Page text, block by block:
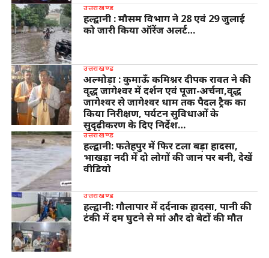
उत्तराखण्ड
हल्द्वानी : मौसम विभाग ने 28 एवं 29 जुलाई
को जारी किया ऑरेंज अलर्ट…
उत्तराखण्ड
अल्मोड़ा : कुमाऊँ कमिश्नर दीपक रावत ने की
वृद्ध जागेश्वर में दर्शन एवं पूजा-अर्चना,वृद्ध
जागेश्वर से जागेश्वर धाम तक पैदल ट्रैक का
किया निरीक्षण, पर्यटन सुविधाओं के
सुदृढ़ीकरण के दिए निर्देश…
उत्तराखण्ड
हल्द्वानी: फतेहपुर में फिर टला बड़ा हादसा,
भाखड़ा नदी में दो लोगों की जान पर बनी, देखें
वीडियो
उत्तराखण्ड
हल्द्वानी: गौलापार में दर्दनाक हादसा, पानी की
टंकी में दम घुटने से मां और दो बेटों की मौत